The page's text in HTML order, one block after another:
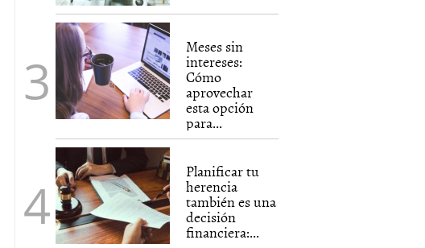
Meses sin
intereses:
Cómo
aprovechar
esta opción
para...
Planificar tu
herencia
también es una
decisión
financiera:...